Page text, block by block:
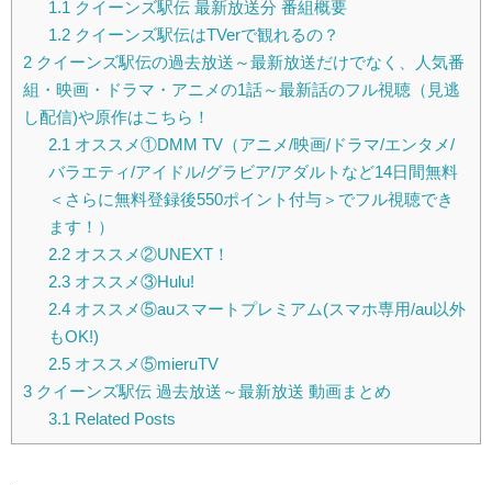
1.1 クイーンズ駅伝 最新放送分 番組概要
1.2クイーンズ駅伝はTVerで観れるの？
2 クイーンズ駅伝の過去放送～最新放送だけでなく、人気番
組・映画・ドラマ・アニメの1話～最新話のフル視聴（見逃
し配信)や原作はこちら！
2.1 オススメ①DMM TV（アニメ/映画/ドラマ/エンタメ/
バラエティ/アイドル/グラビア/アダルトなど14日間無料
＜さらに無料登録後550ポイント付与＞でフル視聴でき
ます！）
2.2オススメ②UNEXT！
2.3オススメ③Hulu!
2.4オススメ⑤auスマートプレミアム(スマホ専用/au以外
もOK!)
2.5オススメ⑤mieruTV
3 クイーンズ駅伝 過去放送～最新放送 動画まとめ
3.1 Related Posts